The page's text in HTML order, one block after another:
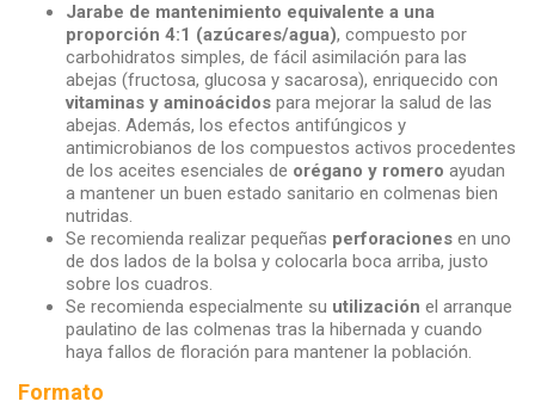
Jarabe de mantenimiento equivalente a una
proporción 4:1 (azúcares/agua), compuesto por
carbohidratos simples, de fácil asimilación para las
abejas (fructosa, glucosa y sacarosa), enriquecido con
vitaminas y aminoácidos para mejorar la salud de las
abejas. Además, los efectos antifúngicos y
antimicrobianos de los compuestos activos procedentes
de los aceites esenciales de orégano y romero ayudan
a mantener un buen estado sanitario en colmenas bien
nutridas.
Se recomienda realizar pequeñas perforaciones en uno
de dos lados de la bolsa y colocarla boca arriba, justo
sobre los cuadros.
Se recomienda especialmente su utilización el arranque
paulatino de las colmenas tras la hibernada y cuando
haya fallos de floración para mantener la población.
Formato